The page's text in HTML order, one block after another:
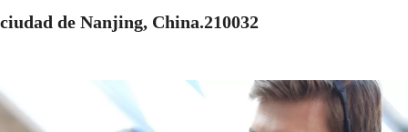
ciudad de Nanjing, China.210032